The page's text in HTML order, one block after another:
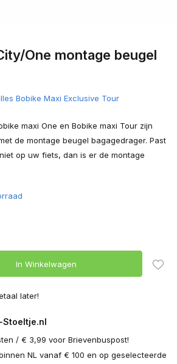
One montage beugel
Bobike Maxi Exclusive Tour
maxi One en Bobike maxi Tour zijn
de montage beugel bagagedrager. Past
op uw fiets, dan is er de montage
In Winkelwagen
later!
Stoeltje.nl
/ € 3,99 voor Brievenbuspost!
NL vanaf € 100 en op geselecteerde